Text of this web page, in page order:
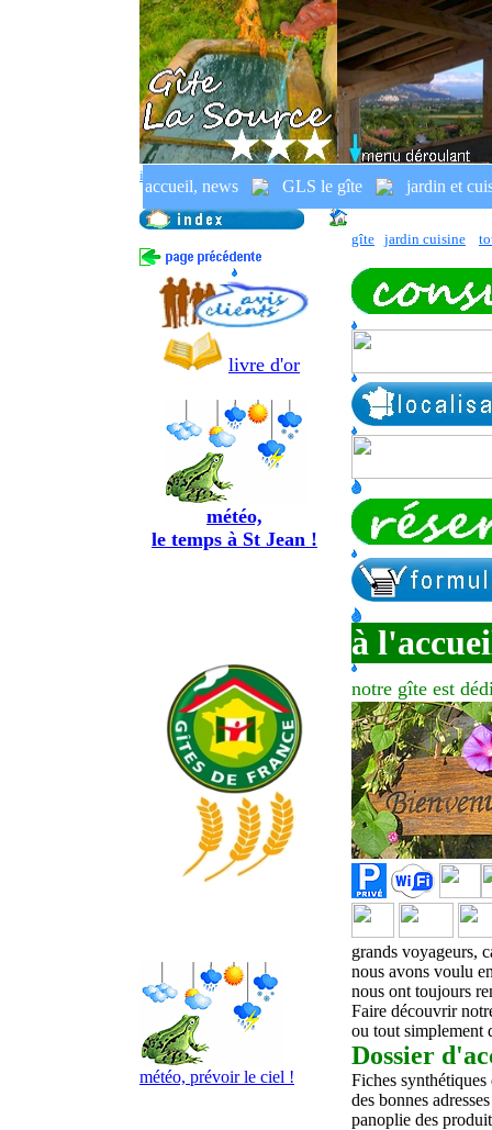
accueil, news GLS le gîte jardin et
index
location, réservations, tarifs,
gîte jardin cuisine
livre d'or
météo,
le temps à St Jean !
à
notre gîte est
météo, prévoir le ciel !
grands voyageurs,
nous avons voulu
nous ont toujours
Faire découvrir
ou tout simplement
Dossier
Fiches
des bonnes
panoplie des